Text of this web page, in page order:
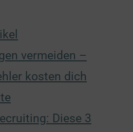
vermeiden –
kosten dich
Diese 3